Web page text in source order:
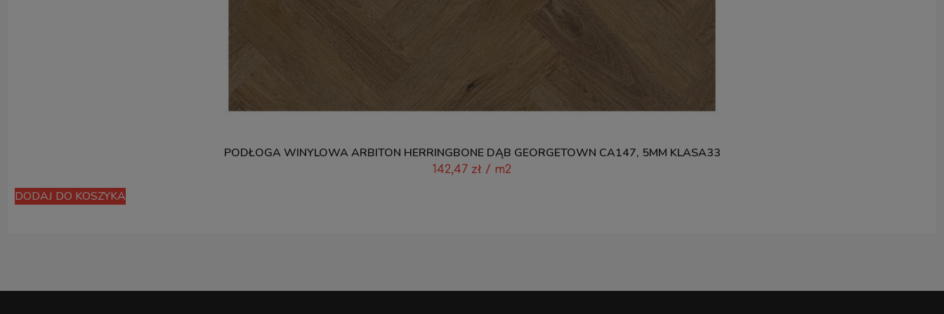
PODŁOGA WINYLOWA ARBITON HERRINGBONE DĄB GEORGETOWN CA147, 5MM KLASA33
142,47 zł / m2
DODAJ DO KOSZYKA